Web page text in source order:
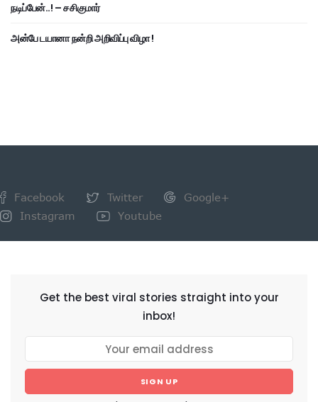
நடிப்பேன்..! – சசிகுமார்
அன்பே டயானா நன்றி அறிவிப்பு விழா !
Facebook Twitter
Google+
Instagram
Youtube
Get the best viral stories straight into your
inbox!
SIGN UP